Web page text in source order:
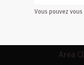
Vous pouvez
Area